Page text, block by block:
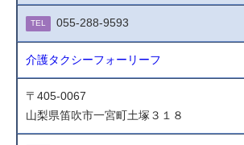
TEL 055-288-9593
介護タクシーフォーリーフ
〒405-0067
山梨県笛吹市一宮町土塚３１８